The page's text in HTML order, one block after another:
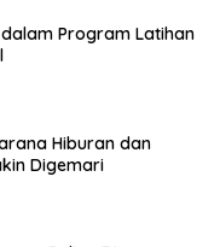
Program Latihan
Hiburan dan
Digemari